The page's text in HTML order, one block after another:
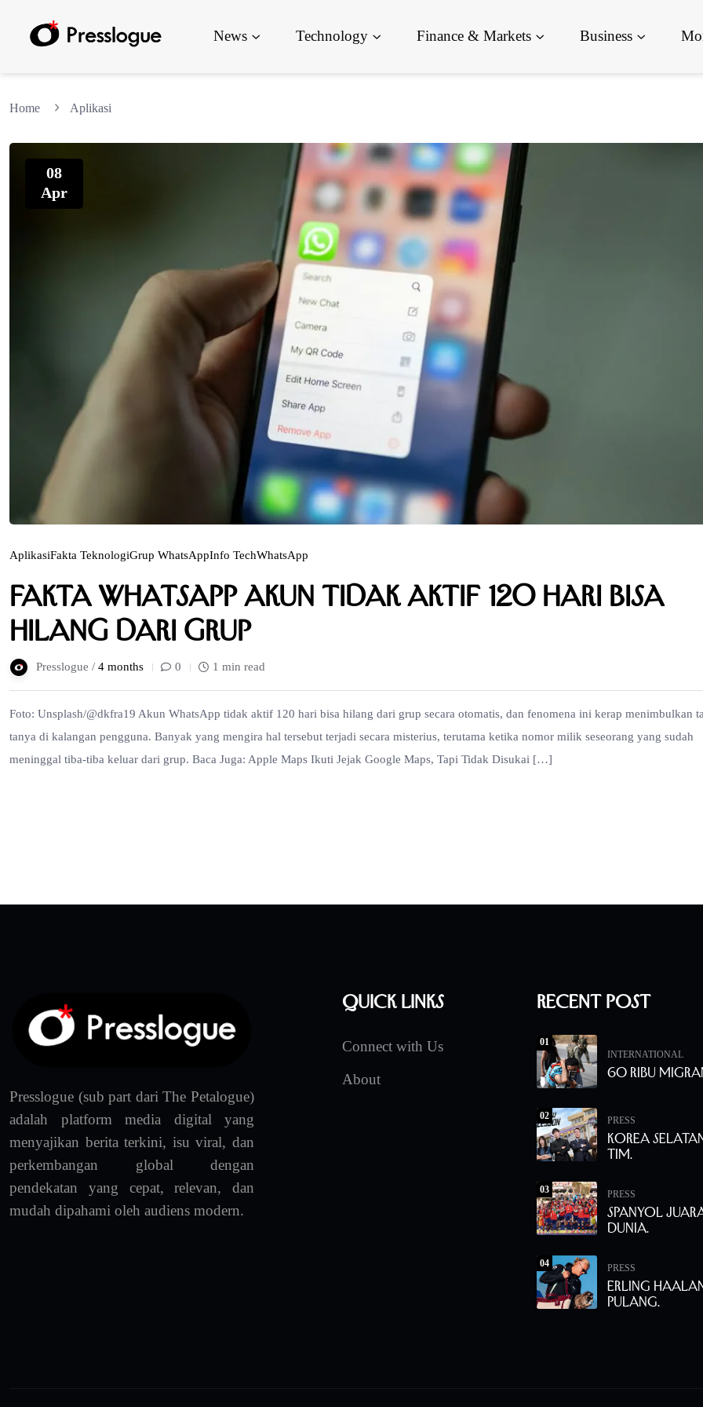
News Technology Finance & Markets Business
Home Aplikasi
08
Apr
AplikasiFakta TeknologiGrup WhatsAppInfo TechWhatsApp
Fakta WhatsApp Akun Tidak Aktif 120 Hari Bisa
Hilang dari Grup
Presslogue / 4 months 0 1 min read
Foto: Unsplash/@dkfra19 Akun WhatsApp tidak aktif 120 hari bisa hilang dari grup secara otomatis, dan fenomena ini kerap menimbulkan
tanya di kalangan pengguna. Banyak yang mengira hal tersebut terjadi secara misterius, terutama ketika nomor milik seseorang yang sudah
meninggal tiba-tiba keluar dari grup. Baca Juga: Apple Maps Ikuti Jejak Google Maps, Tapi Tidak Disukai […]
Presslogue (sub part dari The Petalogue)
adalah platform media digital yang
menyajikan berita terkini, isu viral, dan
perkembangan global dengan
pendekatan yang cepat, relevan, dan
mudah dipahami oleh audiens modern.
Quick Links
Connect with Us
About
Recent Post
01
INTERNATIONAL
60 Ribu
02 PRESS
Korea
Tim.
03 PRESS
Spanyol
Dunia.
04 PRESS
Erling
Pulang.